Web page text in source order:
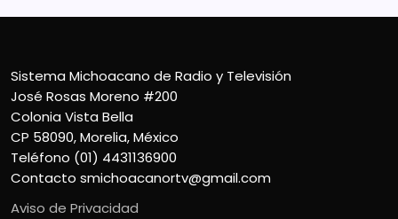
Sistema Michoacano de Radio y Televisión
José Rosas Moreno #200
Colonia Vista Bella
CP 58090, Morelia, México
Teléfono (01) 4431136900
Contacto smichoacanortv@gmail.com
Aviso de Privacidad